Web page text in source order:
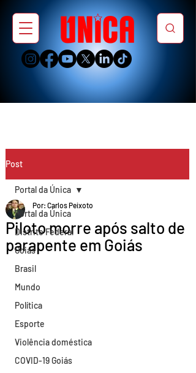
Post
Portal da Única
Distrito Federal
Goiás
Brasil
Mundo
Política
Esporte
Violência doméstica
COVID-19 Goiás
Portal da Única
Piloto morre após salto de
parapente em Goiás
Por: Carlos Peixoto